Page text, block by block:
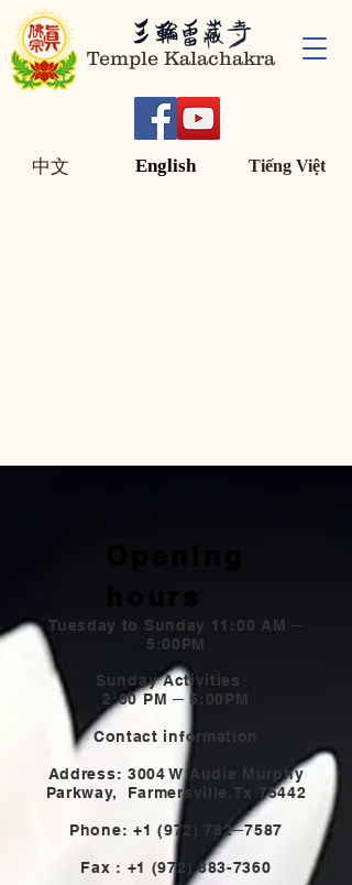
Temple Kalachakra
English Tiếng Việt
中文
Tuesday to Sunday 11:00 AM ─
5:00PM
Sunday Activities
2:00 PM ─ 5:00PM
Contact information
Address: 3004 W Audie Murphy
Parkway, Farmersville,Tx 75442
Phone: +1 (972) 782─7587
Fax : +1 (972) 883-7360